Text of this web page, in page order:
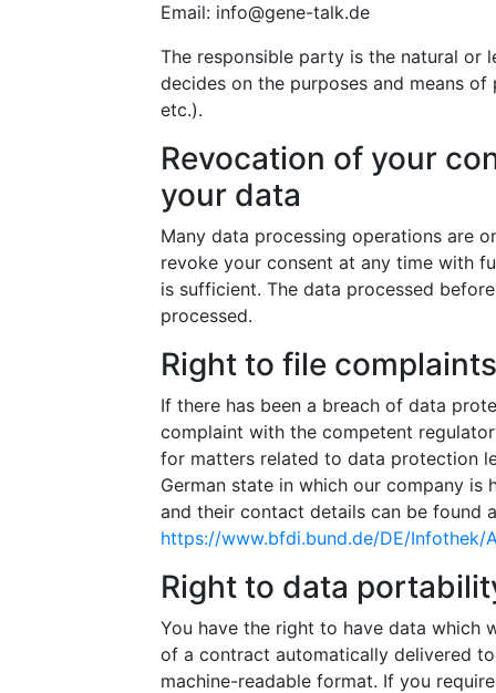
Email: info@gene-talk.de
The responsible party is the natural or
decides on the purposes and means
etc.).
Revocation of your
your data
Many data processing operations are
revoke your consent at any time with
is sufficient. The data processed
processed.
Right to file
If there has been a breach of data
complaint with the competent
for matters related to data protection
German state in which our company
and their contact details can be found
https://www.bfdi.bund.de/DE/Infothek/
Right to data
You have the right to have data which
of a contract automatically delivered
machine-readable format. If you